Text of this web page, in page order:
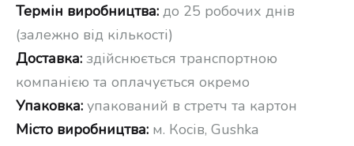
Термін виробництва: до 25 робочих днів
(залежно від кількості)
Доставка: здійснюється транспортною
компанією та оплачується окремо
Упаковка: упакований в стретч та картон
Місто виробництва: м. Косів, Gushka